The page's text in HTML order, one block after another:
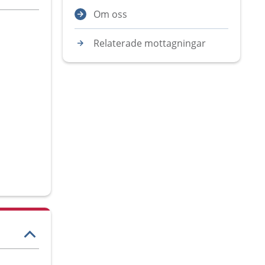
Om oss
Relaterade mottagningar